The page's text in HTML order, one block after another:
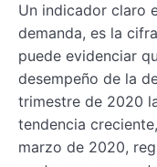
Un indicador claro
demanda, es la
puede evidenciar
desempeño de la
trimestre de 2020
tendencia
marzo de 2020,